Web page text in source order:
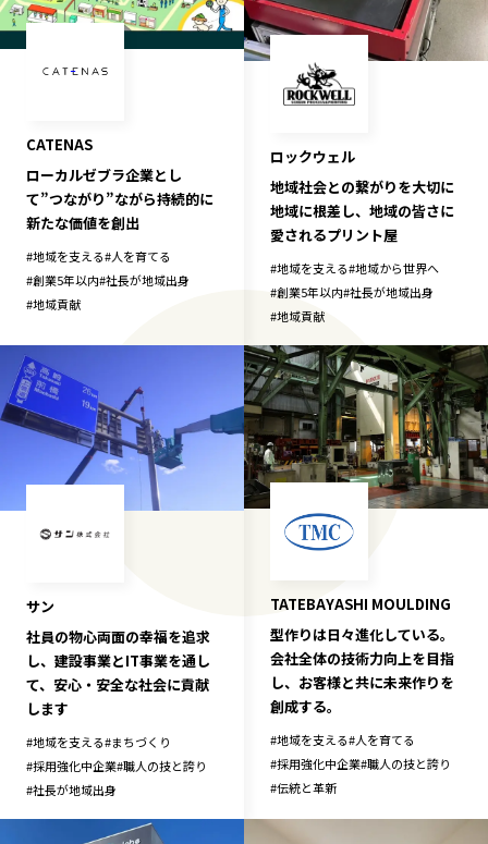
CATENAS
ローカルゼブラ企業とし
て”つながり”ながら持続的に
新たな価値を創出
#地域を支える#人を育てる
#創業5年以内#社長が地域出身
#地域貢献
ロックウェル
地域社会との繋がりを大切に
地域に根差し、地域の皆さに
愛されるプリント屋
#地域を支える#地域から世界へ
#創業5年以内#社長が地域出身
#地域貢献
サン
社員の物心両面の幸福を追求
し、建設事業とIT事業を通し
て、安心・安全な社会に貢献
します
#地域を支える#まちづくり
#採用強化中企業#職人の技と誇り
#社長が地域出身
TATEBAYASHI MOULDING
型作りは日々進化している。
会社全体の技術力向上を目指
し、お客様と共に未来作りを
創成する。
#地域を支える#人を育てる
#採用強化中企業#職人の技と誇り
#伝統と革新